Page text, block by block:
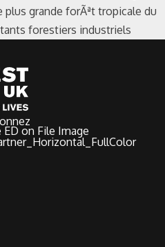
plus grande forÃªt tropicale du
forestiers industriels